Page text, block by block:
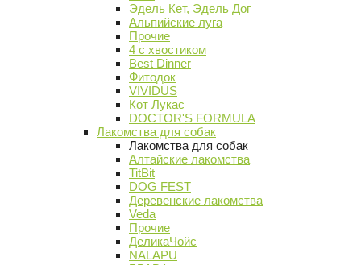
Эдель Кет, Эдель Дог
Альпийские луга
Прочие
4 с хвостиком
Best Dinner
Фитодок
VIVIDUS
Кот Лукас
DOCTOR'S FORMULA
Лакомства для собак
Лакомства для собак
Алтайские лакомства
TitBit
DOG FEST
Деревенские лакомства
Veda
Прочие
ДеликаЧойс
NALAPU